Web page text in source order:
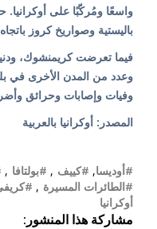
واسعًا ومُركّبًا على
باليستية وصواريخ كروز
فيما تعرضت كريمنشوك،
وعدد من المدن الأخرى في
وفيات وإصابات وحرائق
المصدر: أوكرانيا بالعربية
#أوديسا, #كييف , #بولتافا ,
#الطائرات المسيرة ,
أوكرانيا
مشاركة هذا المنشور: